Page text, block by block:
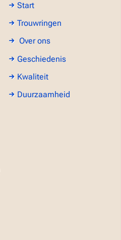
Start
Trouwringen
Over ons
Geschiedenis
Kwaliteit
Duurzaamheid